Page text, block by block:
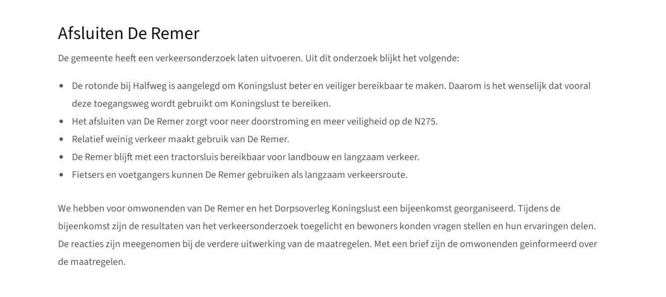
Afsluiten De Remer
De gemeente heeft een verkeersonderzoek laten uitvoeren. Uit dit onderzoek blijkt het volgende:
De rotonde bij Halfweg is aangelegd om Koningslust beter en veiliger bereikbaar te maken. Daarom is het wenselijk dat vooral
deze toegangsweg wordt gebruikt om Koningslust te bereiken.
Het afsluiten van De Remer zorgt voor neer doorstroming en meer veiligheid op de N275.
Relatief weinig verkeer maakt gebruik van De Remer.
De Remer blijft met een tractorsluis bereikbaar voor landbouw en langzaam verkeer.
Fietsers en voetgangers kunnen De Remer gebruiken als langzaam verkeersroute.
We hebben voor omwonenden van De Remer en het Dorpsoverleg Koningslust een bijeenkomst georganiseerd. Tijdens de
bijeenkomst zijn de resultaten van het verkeersonderzoek toegelicht en bewoners konden vragen stellen en hun ervaringen delen.
De reacties zijn meegenomen bij de verdere uitwerking van de maatregelen. Met een brief zijn de omwonenden geinformeerd over
de maatregelen.